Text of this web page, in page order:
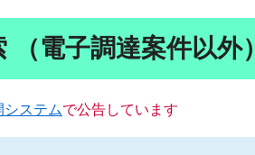
（電子調達案件以外）
システムで公告しています